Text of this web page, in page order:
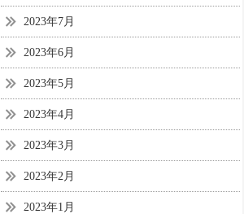
2023年7月
2023年6月
2023年5月
2023年4月
2023年3月
2023年2月
2023年1月